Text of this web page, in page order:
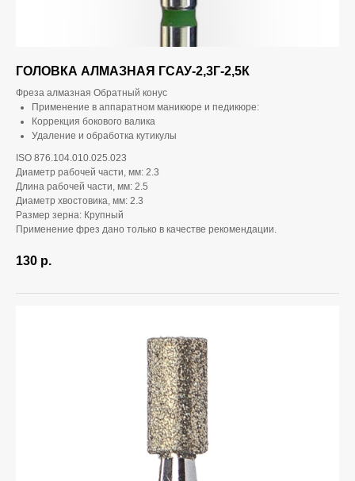
ГОЛОВКА АЛМАЗНАЯ ГСАУ-2,3Г-2,5К
Фреза алмазная Обратный конус
Применение в аппаратном маникюре и педикюре:
Коррекция бокового валика
Удаление и обработка кутикулы
ISO 876.104.010.025.023
Диаметр рабочей части, мм: 2.3
Длина рабочей части, мм: 2.5
Диаметр хвостовика, мм: 2.3
Размер зерна: Крупный
Применение фрез дано только в качестве рекомендации.
130 р.